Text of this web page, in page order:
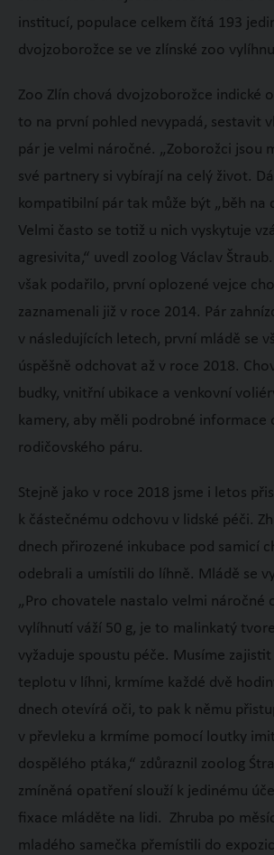
institucí, populace celkem čítá 193
dvojzoborožce se ve zlínské zoo
Zoo Zlín chová dvojzoborožce indické
to na první pohled nevypadá, sestavit
pár je velmi náročné. „Zoborožci jsou
své partnery si vybírají na celý život.
kompatibilní pár tak může být „běh na
Velmi často se totiž u nich vyskytuje
agresivita,“ uvedl zoolog Václav
však podařilo, první oplozené vejce
zaznamenali již v roce 2014. Pár
v následujících letech, první mládě se
úspěšně odchovat až v roce 2018.
budky, vnitřní ubikace a venkovní
kamery, aby měli podrobné informace
rodičovského páru.
Stejně jako v roce 2018 jsme i letos
k částečnému odchovu v lidské péči.
dnech přirozené inkubace pod samicí
odebrali a umístili do líhně. Mládě se
„Pro chovatele nastalo velmi náročné
vylíhnutí váží 50 g, je to malinkatý
vyžaduje spoustu péče. Musíme
teplotu v líhni, krmíme každé dvě
dnech otevírá oči, to pak k němu
v převleku a krmíme pomocí loutky
dospělého ptáka,“ zdůraznil zoolog
zmíněná opatření slouží k jedinému
fixace mláděte na lidi. Zhruba po
mladého samečka přemístili do